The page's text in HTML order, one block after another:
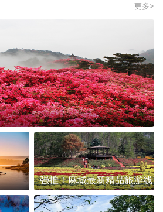
更多>
强推！麻城最新精品旅游线
路发布~